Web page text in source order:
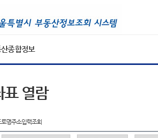
종합정보
표 열람
명주소입력조회